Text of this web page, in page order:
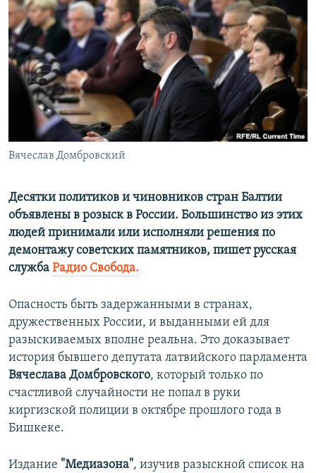
СОВЕТЫ ПРАВОЗАЩИТНИКОВ
ПРОПАВШИЕ БЕЗ ВЕСТИ
ПОБЕДИТЕЛЕЙ НЕ СУДЯТ?
КРЫМ.НЕПОКОРЕННЫЙ
ELIFBE
УКРАИНСКАЯ ПРОБЛЕМА КРЫМА
Qırımtatar
ПРИСОЕДИНЯЙТЕСЬ!
Все сайты RFE/RL
Вячеслав Домбровский
Десятки политиков и чиновников стран Балтии
объявлены в розыск в России. Большинство из этих
людей принимали или исполняли решения по
демонтажу советских памятников, пишет русская
служба Радио Свобода.
Опасность быть задержанными в странах,
дружественных России, и выданными ей для
разыскиваемых вполне реальна. Это доказывает
история бывшего депутата латвийского парламента
Вячеслава Домбровского, который только по
счастливой случайности не попал в руки
киргизской полиции в октябре прошлого года в
Бишкеке.
Издание "Медиазона", изучив разыскной список на